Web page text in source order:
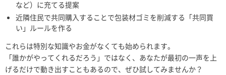
など）に充てる提案
近隣住民で共同購入することで包装材ゴミを削減する「共同買
い」ルールを作る
これらは特別な知識やお金がなくても始められます。
「誰かがやってくれるだろう」ではなく、あなたが最初の一声を上
げるだけで動き出すこともあるので、ぜひ試してみませんか？